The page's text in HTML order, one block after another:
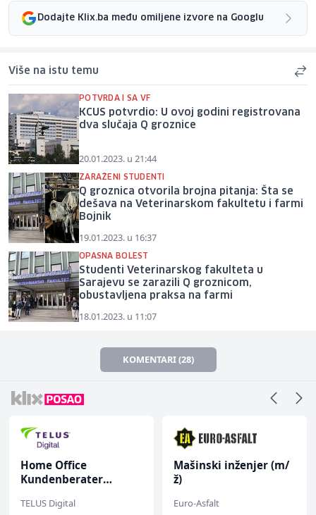
Dodajte Klix.ba među omiljene izvore na Googlu
Više na istu temu
POTVRDA I SA VF
KCUS potvrdio: U ovoj godini registrovana
dva slučaja Q groznice
20.01.2023. u 21:44
ZARAŽENI STUDENTI
Q groznica otvorila brojna pitanja: Šta se
dešava na Veterinarskom fakultetu i farmi
Bojnik
19.01.2023. u 16:37
OPASNA BOLEST
Studenti Veterinarskog fakulteta u
Sarajevu se zarazili Q groznicom,
obustavljena praksa na farmi
18.01.2023. u 11:07
KOMENTARI (28)
Home Office
Kundenberater
renommiertes
TELUS Digital
Mašinski inženjer (m/
ž)
Euro-Asfalt